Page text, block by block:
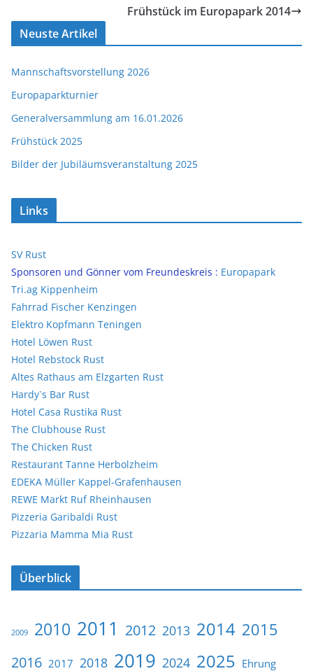
Frühstück im Europapark 2014
Neuste Artikel
Mannschaftsvorstellung 2026
Europaparkturnier
Generalversammlung am 16.01.2026
Frühstück 2025
Bilder der Jubiläumsveranstaltung 2025
Links
SV Rust
Sponsoren und Gönner vom Freundeskreis : Europapark
Tri.ag Kippenheim
Fahrrad Fischer Kenzingen
Elektro Kopfmann Teningen
Hotel Löwen Rust
Hotel Rebstock Rust
Altes Rathaus am Elzgarten Rust
Hardy`s Bar Rust
Hotel Casa Rustika Rust
The Clubhouse Rust
The Chicken Rust
Restaurant Tanne Herbolzheim
EDEKA Müller Kappel-Grafenhausen
REWE Markt Ruf Rheinhausen
Pizzeria Garibaldi Rust
Pizzaria Mamma Mia Rust
Überblick
2009 2010 2011 2012 2013 2014 2015
2016 2017 2018 2019 2024 2025 Ehrung